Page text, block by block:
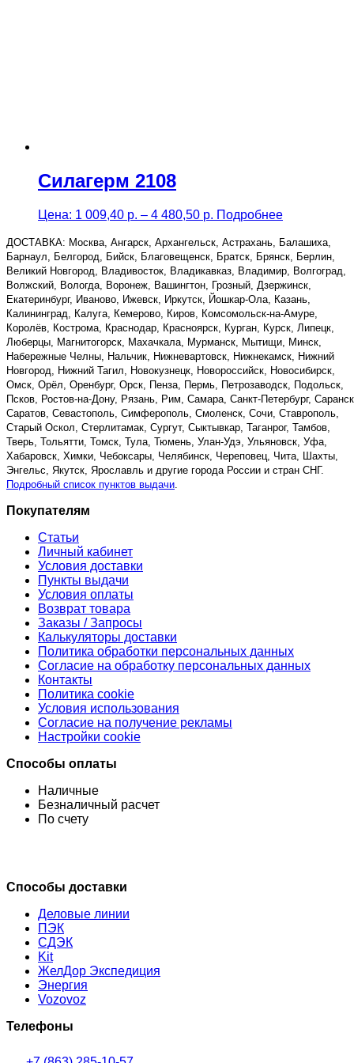
Силагерм 2108
Цена: 1 009,40 р. – 4 480,50 р. Price
1
009,40 р.
through
4
480,50 р.
Подробнее
ДОСТАВКА: Москва, Ангарск, Архангельск, Астрахань, Балашиха,
Барнаул, Белгород, Бийск, Благовещенск, Братск, Брянск, Берлин,
Великий Новгород, Владивосток, Владикавказ, Владимир, Волгоград,
Волжский, Вологда, Воронеж, Вашингтон, Грозный, Дзержинск,
Екатеринбург, Иваново, Ижевск, Иркутск, Йошкар-Ола, Казань,
Калининград, Калуга, Кемерово, Киров, Комсомольск-на-Амуре,
Королёв, Кострома, Краснодар, Красноярск, Курган, Курск, Липецк,
Люберцы, Магнитогорск, Махачкала, Мурманск, Мытищи, Минск,
Набережные Челны, Нальчик, Нижневартовск, Нижнекамск, Нижний
Новгород, Нижний Тагил, Новокузнецк, Новороссийск, Новосибирск,
Омск, Орёл, Оренбург, Орск, Пенза, Пермь, Петрозаводск, Подольск,
Псков, Ростов-на-Дону, Рязань, Рим, Самара, Санкт-Петербург,
Саратов, Севастополь, Симферополь, Смоленск, Сочи, Ставрополь,
Старый Оскол, Стерлитамак, Сургут, Сыктывкар, Таганрог, Тамбов,
Тверь, Тольятти, Томск, Тула, Тюмень, Улан-Удэ, Ульяновск, Уфа,
Хабаровск, Химки, Чебоксары, Челябинск, Череповец, Чита, Шахты,
Энгельс, Якутск, Ярославль и другие города России и стран СНГ.
Подробный список пунктов выдачи
Покупателям
Статьи
Личный кабинет
Условия доставки
Пункты выдачи
Условия оплаты
Возврат товара
Заказы / Запросы
Калькуляторы доставки
Политика обработки персональных данных
Согласие на обработку персональных данных
Контакты
Политика cookie
Условия использования
Согласие на получение рекламы
Настройки cookie
Способы оплаты
Наличные
Безналичный расчет
По счету
Способы доставки
Деловые линии
ПЭК
СДЭК
Kit
ЖелДор Экспедиция
Энергия
Vozovoz
Телефоны